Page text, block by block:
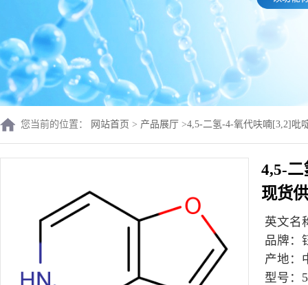
您当前的位置： 网站首页 > 产品展厅 >4,5-二氢-4-氧代呋喃[3,2]吡
4,5-二
现货
英文名
品牌：
产地：
型号：